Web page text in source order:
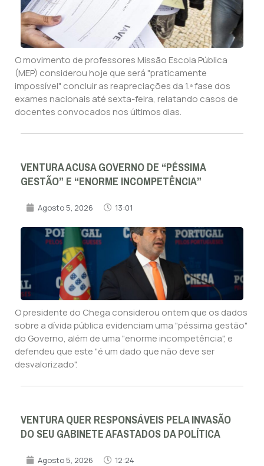
O movimento de professores Missão Escola Pública
(MEP) considerou hoje que será "praticamente
impossível" concluir as reapreciações da 1.ª fase dos
exames nacionais até sexta-feira, relatando casos de
docentes convocados nos últimos dias.
VENTURA ACUSA GOVERNO DE “PÉSSIMA
GESTÃO” E “ENORME INCOMPETÊNCIA”
Agosto 5, 2026 13:01
O presidente do Chega considerou ontem que os dados
sobre a dívida pública evidenciam uma "péssima gestão"
do Governo, além de uma "enorme incompetência", e
defendeu que este "é um dado que não deve ser
desvalorizado".
VENTURA QUER RESPONSÁVEIS PELA INVASÃO
DO SEU GABINETE AFASTADOS DA POLÍTICA
Agosto 5, 2026 12:24